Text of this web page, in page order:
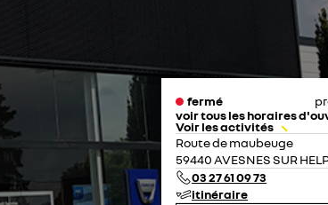
fermé
voir tous les horaires
lundi
mardi
08:00
mercredi
08:00
jeudi
vendredi
Voir les activités
Route de maubeuge
59440 AVESNES SUR
03 27 61 09 73
itinéraire